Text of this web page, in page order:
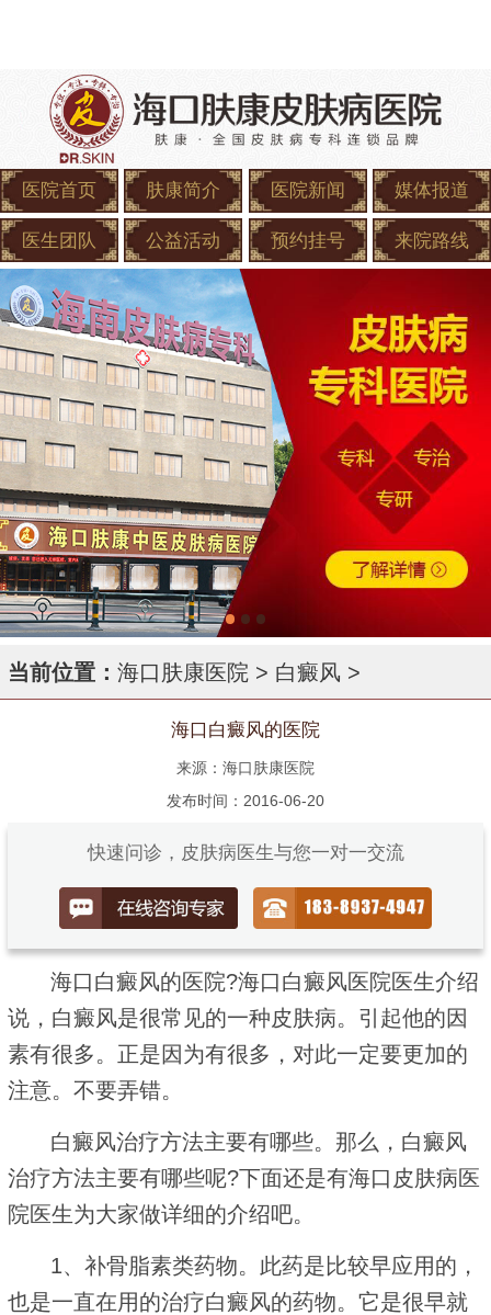
医院首页 肤康简介 医院新闻 媒体报道
医生团队 公益活动 预约挂号 来院路线
当前位置： 海口肤康医院 > 白癜风 >
海口白癜风的医院
来源：海口肤康医院
发布时间：2016-06-20
快速问诊，皮肤病医生与您一对一交流
海口白癜风的医院?海口白癜风医院医生介绍
说，白癜风是很常见的一种皮肤病。引起他的因
素有很多。正是因为有很多，对此一定要更加的
注意。不要弄错。
白癜风治疗方法主要有哪些。那么，白癜风
治疗方法主要有哪些呢?下面还是有海口皮肤病医
院医生为大家做详细的介绍吧。
1、补骨脂素类药物。此药是比较早应用的，
也是一直在用的治疗白癜风的药物。它是很早就